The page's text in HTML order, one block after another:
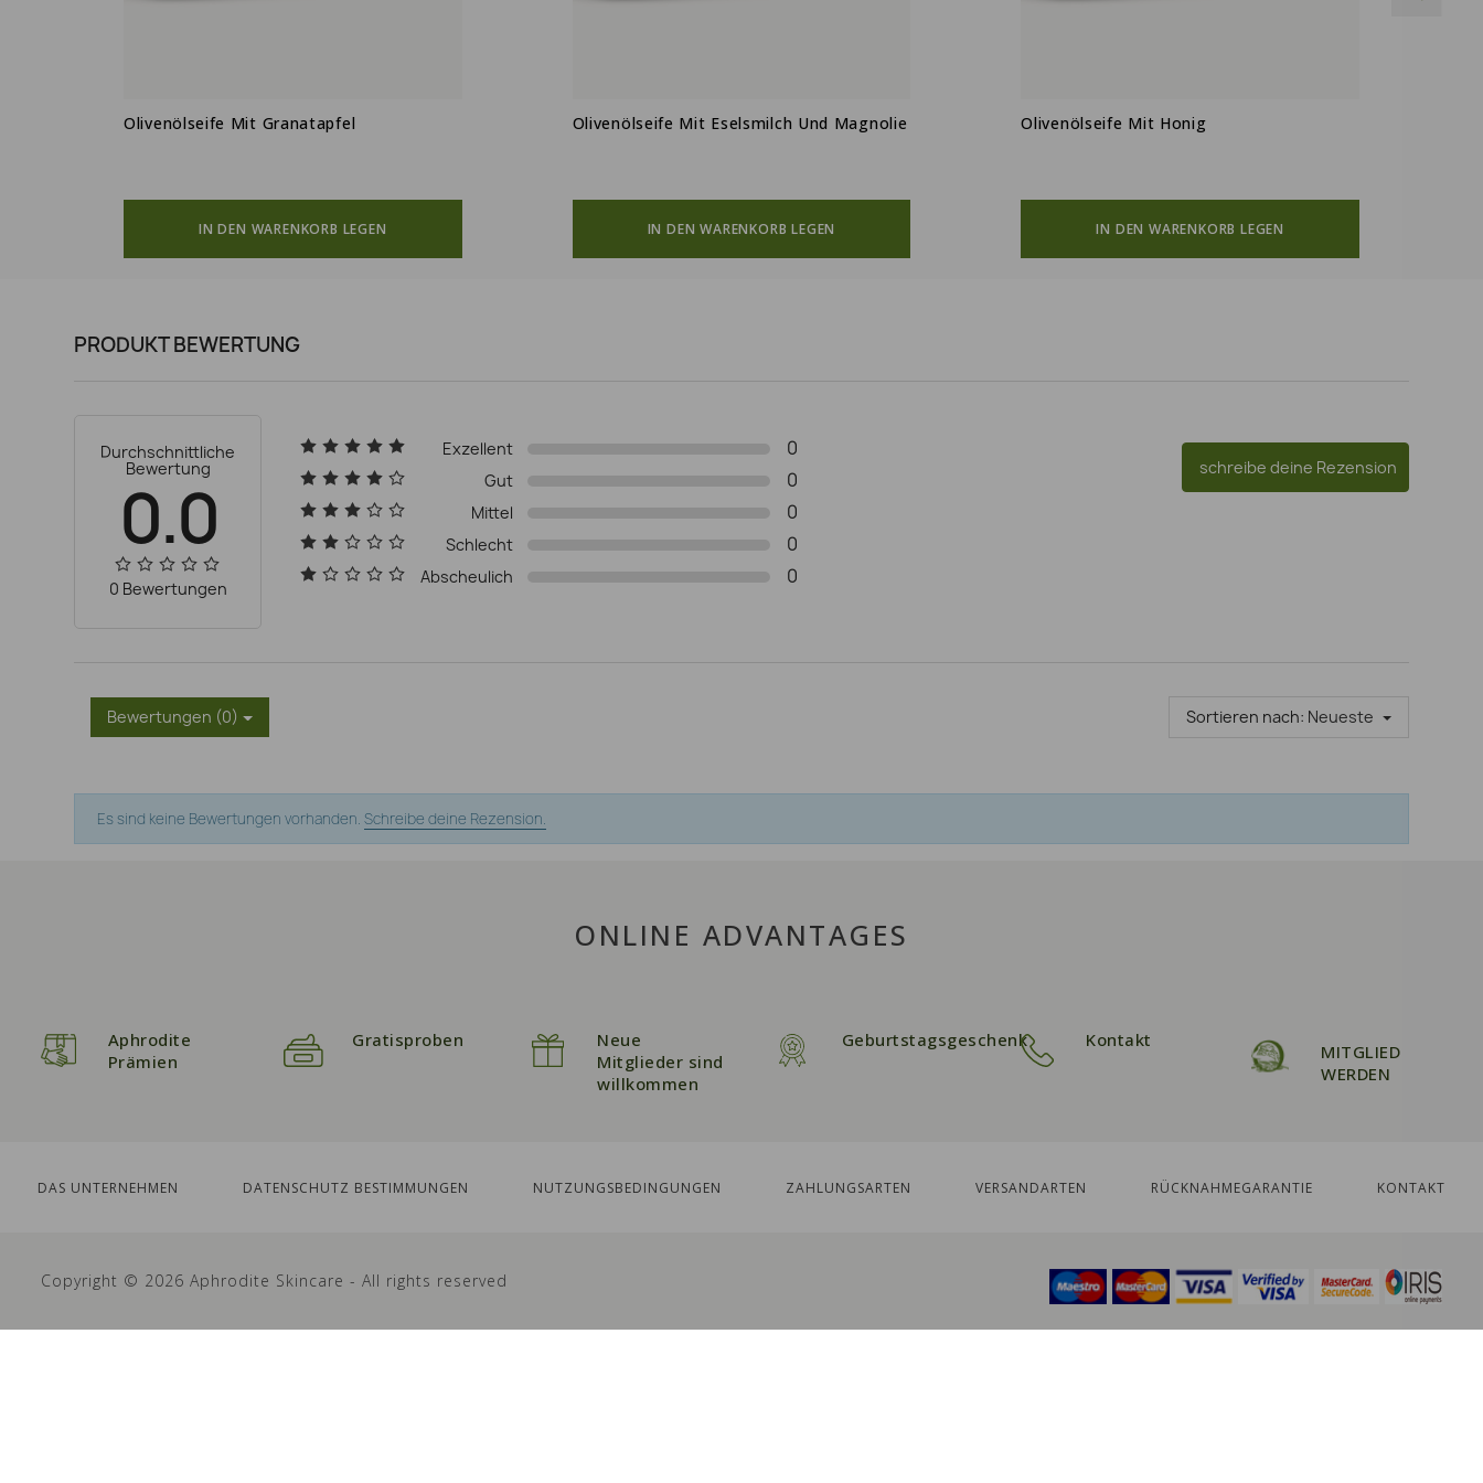
Olivenölseife Mit Granatapfel
IN DEN WARENKORB LEGEN
Olivenölseife Mit Eselsmilch Und Magnolie
IN DEN WARENKORB LEGEN
Olivenölseife Mit Honig
IN DEN WARENKORB LEGEN
PRODUKT BEWERTUNG
Durchschnittliche
Bewertung
0.0
0 Bewertungen
Exzellent 0
Gut 0
Mittel 0
Schlecht 0
Abscheulich 0
schreibe deine Rezension
Bewertungen (0) Sortieren nach: Neueste
Es sind keine Bewertungen vorhanden. Schreibe deine Rezension.
ONLINE ADVANTAGES
Aphrodite
Prämien
Gratisproben
Neue
Mitglieder sind
willkommen
Geburtstagsgeschenk Kontakt
MITGLIED
WERDEN
DAS UNTERNEHMEN DATENSCHUTZ BESTIMMUNGEN NUTZUNGSBEDINGUNGEN ZAHLUNGSARTEN VERSANDARTEN RÜCKNAHMEGARANTIE KONTAKT
Copyright © 2026 Aphrodite Skincare - All rights reserved